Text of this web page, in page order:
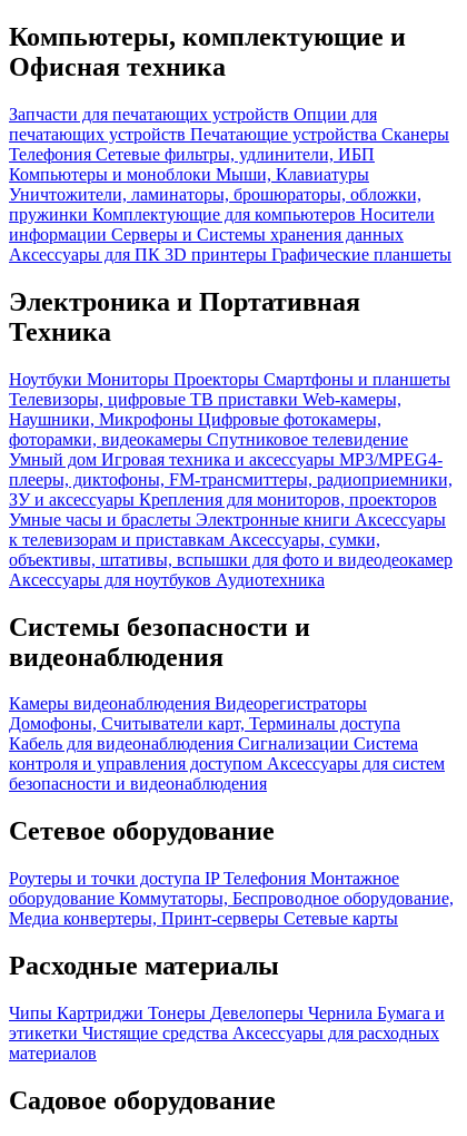
Компьютеры, комплектующие и
Офисная техника
Запчасти для печатающих устройств Опции для
печатающих устройств Печатающие устройства Сканеры
Телефония Сетевые фильтры, удлинители, ИБП
Компьютеры и моноблоки Мыши, Клавиатуры
Уничтожители, ламинаторы, брошюраторы, обложки,
пружинки Комплектующие для компьютеров Носители
информации Серверы и Системы хранения данных
Аксессуары для ПК 3D принтеры Графические планшеты
Электроника и Портативная
Техника
Ноутбуки Мониторы Проекторы Смартфоны и планшеты
Телевизоры, цифровые ТВ приставки Web-камеры,
Наушники, Микрофоны Цифровые фотокамеры,
фоторамки, видеокамеры Спутниковое телевидение
Умный дом Игровая техника и аксессуары MP3/MPEG4-
плееры, диктофоны, FM-трансмиттеры, радиоприемники,
ЗУ и аксессуары Крепления для мониторов, проекторов
Умные часы и браслеты Электронные книги Аксессуары
к телевизорам и приставкам Аксессуары, сумки,
объективы, штативы, вспышки для фото и видеодеокамер
Аксессуары для ноутбуков Аудиотехника
Системы безопасности и
видеонаблюдения
Камеры видеонаблюдения Видеорегистраторы
Домофоны, Считыватели карт, Терминалы доступа
Кабель для видеонаблюдения Сигнализации Система
контроля и управления доступом Аксессуары для систем
безопасности и видеонаблюдения
Сетевое оборудование
Роутеры и точки доступа IP Телефония Монтажное
оборудование Коммутаторы, Беспроводное оборудование,
Медиа конвертеры, Принт-серверы Сетевые карты
Расходные материалы
Чипы Картриджи Тонеры Девелоперы Чернила Бумага и
этикетки Чистящие средства Аксессуары для расходных
материалов
Садовое оборудование